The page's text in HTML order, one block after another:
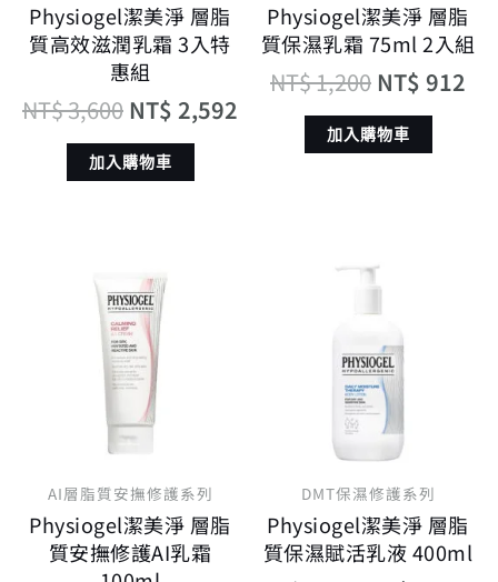
Physiogel潔美淨 層脂
質高效滋潤乳霜 3入特
惠組
NT$3,600 NT$ 2,592
加入購物車
Physiogel潔美淨 層脂
質保濕乳霜 75ml 2入組
NT$1,200 NT$ 912
加入購物車
AI層脂質安撫修護系列
Physiogel潔美淨 層脂
質安撫修護AI乳霜
始
價
格：
NT$ 1,100。
DMT保濕修護系列
Physiogel潔美淨 層脂
質保濕賦活乳液 400ml
原
始
價
格：
NT$ 1,600。